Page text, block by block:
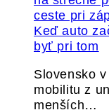
Keď auto
byť pri tom
Slovensko
mobilitu z
menších…